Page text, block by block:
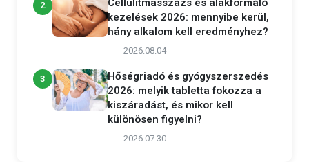
2
kezelések 2026: mennyibe kerül,
hány alkalom kell eredményhez?
2026.08.04
3
Hőségriadó és gyógyszerszedés
2026: melyik tabletta fokozza a
kiszáradást, és mikor kell
különösen figyelni?
2026.07.30